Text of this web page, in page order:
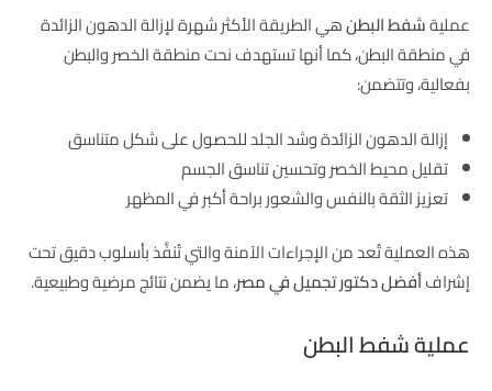
عمليةشفط البطنهي الطريقة الأكثر شهرة لإزالة الدهون الزائدة
في منطقة البطن، كما أنها تستهدف نحت منطقة الخصر والبطن
بفعالية، وتتضمن:
إزالة الدهون الزائدة وشد الجلد للحصول على شكل متناسق
تقليل محيط الخصر وتحسين تناسق الجسم
تعزيز الثقة بالنفس والشعور براحة أكبر في المظهر
هذه العملية تُعد من الإجراءات الآمنة والتي تُنفَّذ بأسلوب دقيق تحت
إشرافأفضل دكتور تجميل في مصر، ما يضمن نتائج مرضية وطبيعية.
عملية شفط البطن